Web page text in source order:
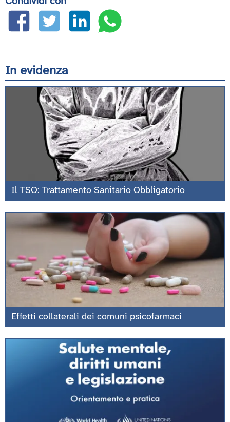
In evidenza
Il TSO: Trattamento Sanitario Obbligatorio
Effetti collaterali dei comuni psicofarmaci